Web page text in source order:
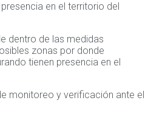
en el territorio del
dentro de las medidas
zonas por donde
tienen presencia en el
monitoreo y verificación ante el